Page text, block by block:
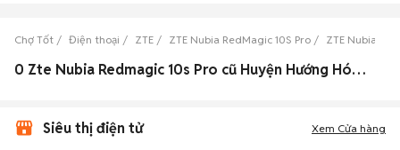
Chợ Tốt Điện thoại ZTE ZTE Nubia RedMagic 10S Pro ZTE Nubia
0 Zte Nubia Redmagic 10s Pro cũ Huyện Hướng Hóa, Quảng Trị đẹp
Siêu thị điện tử Xem Cửa hàng